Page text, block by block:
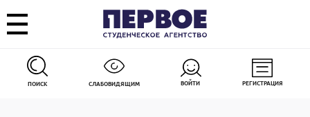
ПОИСК СЛАБОВИДЯЩИМ ВОЙТИ РЕГИСТРАЦИЯ